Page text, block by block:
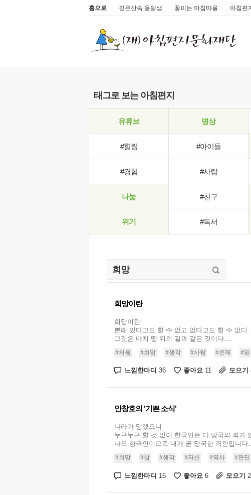
홈으로 깊은산속 옹달샘 꽃피는 아침마을 아침편
태그로 보는 아침편지
유튜브 명상
#힐링 #아이들
#경험 #사람
나눔 #친구
위기 #독서
희망이란
희망이란
본래 있다고도 할 수 없고 없다고도 할 수 없다.
그것은 마치 땅 위의 길과 같은 것이다....
#처음 #희망 #생각 #사람 #존재 #
느낌한마디 36 좋아요 11 모으기
안창호의 '기쁜 소식'
나라가 망했으니
누구누구 할 것 없이 한국인은 다 망국의 죄가
나도 한국인이므로 내가 곧 망국한 죄인입니다
#희망 #삶 #생각 #자신 #역사 #판단
느낌한마디 16 좋아요 6 모으기 2